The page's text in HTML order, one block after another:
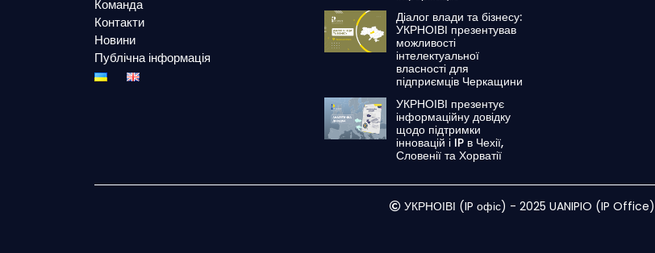
Команда
Контакти
Новини
Публічна інформація
Діалог влади та бізнесу:
УКРНОІВІ презентував
можливості
інтелектуальної
власності для
підприємців Черкащини
УКРНОІВІ презентує
інформаційну довідку
щодо підтримки
інновацій і IP в Чехії,
Словенії та Хорватії
УКРНОІВІ (IP офіс) - 2025 UANIPIO (IP